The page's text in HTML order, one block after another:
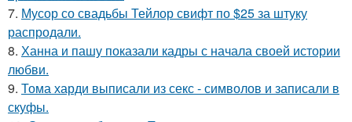
7. Мусор со свадьбы Тейлор свифт по $25 за штуку
распродали.
8. Ханна и пашу показали кадры с начала своей истории
любви.
9. Тома харди выписали из секс - символов и записали в
скуфы.